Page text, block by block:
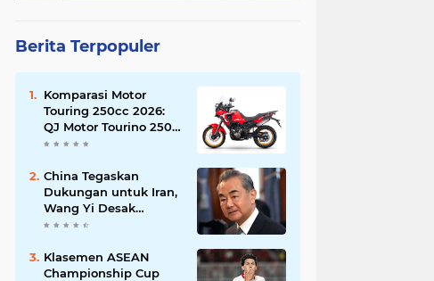
Berita Terpopuler
Komparasi Motor
Touring 250cc 2026:
QJ Motor Tourino 250
DX, Suzuki V-Strom
Versys-X 250?
China Tegaskan
Dukungan untuk Iran,
Wang Yi Desak
Perdamaian Timur
Ketegangan dengan
AS
Klasemen ASEAN
Championship Cup